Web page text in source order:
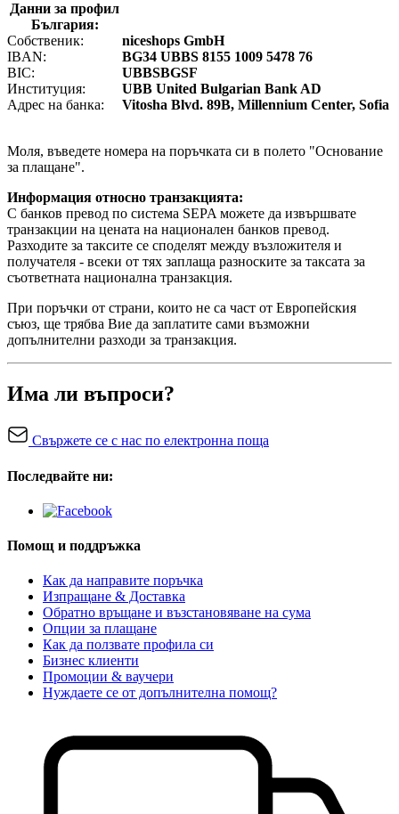
Данни за профил
България:
Собственик:
niceshops GmbH
IBAN:
BG34 UBBS 8155 1009 5478 76
BIC:
UBBSBGSF
Институция:
UBB United Bulgarian Bank AD
Адрес на банка:
Vitosha Blvd. 89B, Millennium Center, Sofia
Моля, въведете номера на поръчката си в полето "Основание
за плащане".
Информация относно транзакцията:
С банков превод по система SEPA можете да извършвате
транзакции на цената на национален банков превод.
Разходите за таксите се споделят между възложителя и
получателя - всеки от тях заплаща разноските за таксата за
съответната национална транзакция.
При поръчки от страни, които не са част от Европейския
съюз, ще трябва Вие да заплатите сами възможни
допълнителни разходи за транзакция.
Има ли въпроси?
Свържете се с нас по електронна поща
Последвайте ни:
Помощ и поддръжка
Как да направите поръчка
Изпращане & Доставка
Обратно връщане и възстановяване на сума
Опции за плащане
Как да ползвате профила си
Бизнес клиенти
Промоции & ваучери
Нуждаете се от допълнителна помощ?